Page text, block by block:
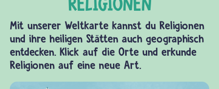
Mit unserer Weltkarte kannst du Religionen
und ihre heiligen Stätten auch geographisch
entdecken. Klick auf die Orte und erkunde
Religionen auf eine neue Art.